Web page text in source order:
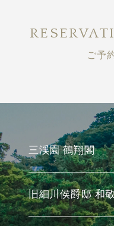
ご予
三渓園 鶴翔閣
旧細川侯爵邸 和